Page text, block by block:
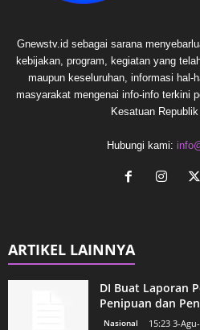
Gnewstv.id sebagai sarana
kebijakan, program, kegiatan yang
maupun keseluruhan, informasi hal-
masyarakat mengenai info-info terkini
Kesatuan Republik
Hubungi kami:
ARTIKEL LAINNYA
DI Buat Laporan
Penipuan dan
Nasional 15:23 3-